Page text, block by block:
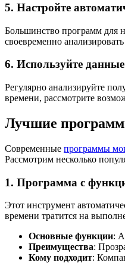
5. Настройте
Большинство программ для
своевременно
6. Используйте
Регулярно анализируйте
времени, рассмотрите
Лучшие
Современные программы
Рассмотрим несколько
1. Программа с
Этот инструмент
времени тратится на
Основные функции:
Преимущества:
Кому подходит: